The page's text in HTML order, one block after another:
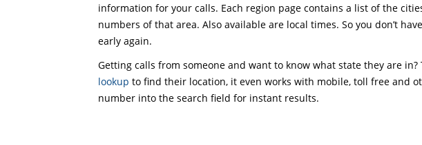
information for your calls. Each region page contains a list of the
numbers of that area. Also available are local times. So you don’t
early again.
Getting calls from someone and want to know what state they are in?
lookup to find their location, it even works with mobile, toll free and
number into the search field for instant results.